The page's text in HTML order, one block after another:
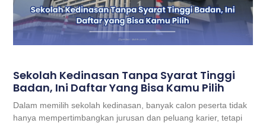
Sekolah Kedinasan Tanpa Syarat Tinggi
Badan, Ini Daftar Yang Bisa Kamu Pilih
Dalam memilih sekolah kedinasan, banyak calon peserta tidak
hanya mempertimbangkan jurusan dan peluang karier, tetapi